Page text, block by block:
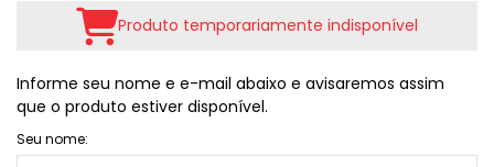
Produto temporariamente indisponível
Informe seu nome e e-mail abaixo e avisaremos assim
que o produto estiver disponível.
Seu nome: